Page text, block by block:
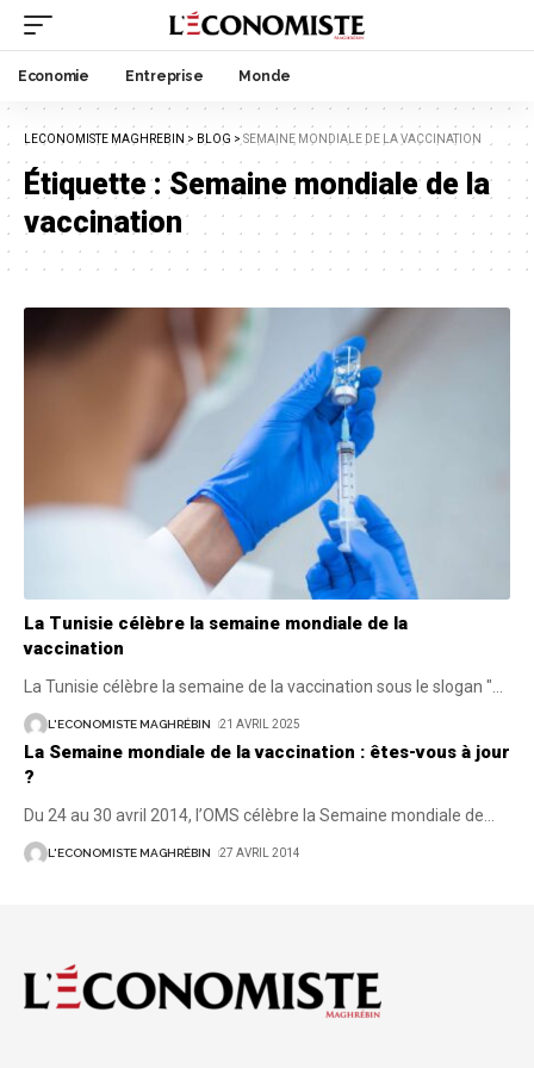
Economie Entreprise Monde
LECONOMISTE MAGHREBIN > BLOG > SEMAINE MONDIALE DE LA VACCINATION
Étiquette :Semaine mondiale de la
vaccination
La Tunisie célèbre la semaine mondiale de la
vaccination
La Tunisie célèbre la semaine de la vaccination sous le slogan "
L'ECONOMISTE MAGHRÉBIN 21 AVRIL 2025
La Semaine mondiale de la vaccination : êtes-vous à jour
?
Du 24 au 30 avril 2014, l’OMS célèbre la Semaine mondiale de
L'ECONOMISTE MAGHRÉBIN 27 AVRIL 2014